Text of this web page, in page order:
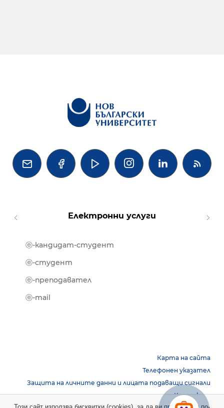
   
Електронни услуги
ⓔ-кандидат-студент
ⓔ-студент
ⓔ-преподавател
ⓔ-mail
Карта на сайта
Телефонен указател
Защита на личните данни и лицата подаващи сигнали
Контакти